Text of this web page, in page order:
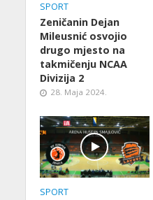
SPORT
Zeničanin Dejan
Mileusnić osvojio
drugo mjesto na
takmičenju NCAA
Divizija 2
28. Maja 2024.
SPORT